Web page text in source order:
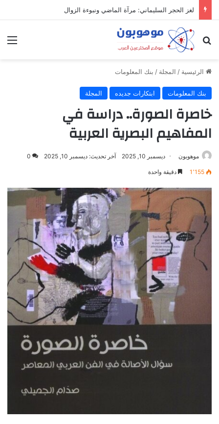
لغز الحجر السليماني: مرآة الماضي ونبوءة الزوال
بحث عن
الرئيسية / المجلة / بنك المعلومات
بنك المعلومات ابتكارات جديده المجلة
خاصرة الصورة.. دراسة في
المفاهيم البصرية العربية
موهوبون ديسمبر 10, 2025 آخر تحديث: ديسمبر 10, 2025 0
1٬155 دقيقة واحدة